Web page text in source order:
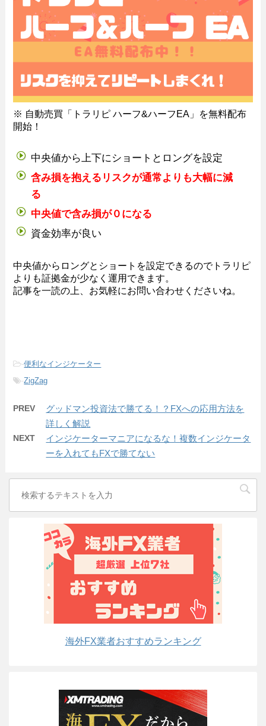
※ 自動売買「トラリピ ハーフ&ハーフEA」を無料配布
開始！
中央値から上下にショートとロングを設定
含み損を抱えるリスクが通常よりも大幅に減
る
中央値で含み損が０になる
資金効率が良い
中央値からロングとショートを設定できるのでトラリピ
よりも証拠金が少なく運用できます。
記事を一読の上、お気軽にお問い合わせくださいね。
-便利なインジケーター
-ZigZag
PREV
グッドマン投資法で勝てる！？FXへの応用方法を
詳しく解説
NEXT
インジケーターマニアになるな！複数インジケータ
ーを入れてもFXで勝てない
海外FX業者おすすめランキング